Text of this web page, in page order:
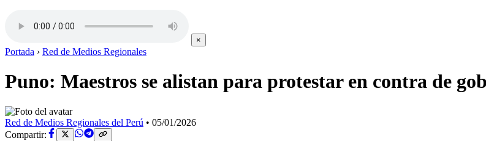
×
Portada › Red de Medios Regionales
Puno: Maestros se alistan para protestar en contra de
Red de Medios Regionales del Perú • 05/01/2026
Compartir: